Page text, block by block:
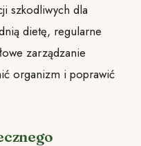
szkodliwych dla
dietę, regularne
zarządzanie
organizm i poprawić